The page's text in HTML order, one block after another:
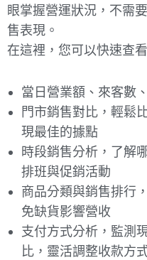
眼掌握營運狀況，不需
售表現。
在這裡，您可以快速查看
當日營業額、來客數
門市銷售對比，輕鬆
現最佳的據點
時段銷售分析，了解
排班與促銷活動
商品分類與銷售排行
免缺貨影響營收
支付方式分析，監測
比，靈活調整收款方